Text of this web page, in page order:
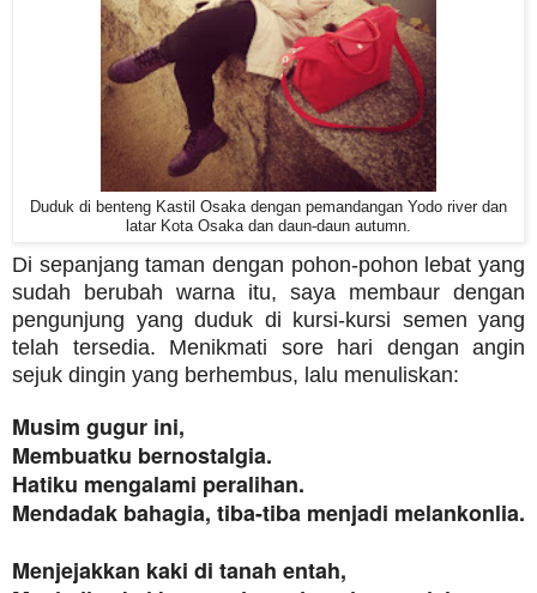
Duduk di benteng Kastil Osaka dengan pemandangan Yodo river dan
latar Kota Osaka dan daun-daun autumn.
Di sepanjang taman dengan pohon-pohon lebat yang
sudah berubah warna itu, saya membaur dengan
pengunjung yang duduk di kursi-kursi semen yang
telah tersedia. Menikmati sore hari dengan angin
sejuk dingin yang berhembus, lalu menuliskan:
Musim gugur ini,
Membuatku bernostalgia.
Hatiku mengalami peralihan.
Mendadak bahagia, tiba-tiba menjadi melankonlia.
Menjejakkan kaki di tanah entah,